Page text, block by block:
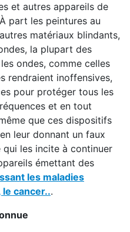
et autres appareils de
part les peintures au
matériaux blindants,
la plupart des
ondes, comme celles
rendraient inoffensives,
pour protéger tous les
et en tout
que ces dispositifs
leur donnant un faux
qui les incite à continuer
émettant des
les maladies
cancer...